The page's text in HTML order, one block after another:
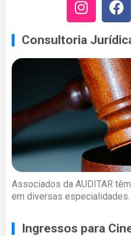
Consultoria
Associados da AUDITAR
em diversas especialidades.
Ingressos para